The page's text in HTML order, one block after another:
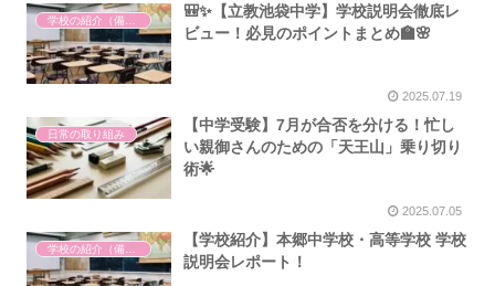
🎒✨【立教池袋中学】学校説明会徹底レ
ビュー！必見のポイントまとめ🏫🌸
2025.07.19
日常の取り組み
【中学受験】7月が合否を分ける！忙し
い親御さんのための「天王山」乗り切り
術🌟
2025.07.05
学校の紹介（備忘録）
【学校紹介】本郷中学校・高等学校 学校
説明会レポート！